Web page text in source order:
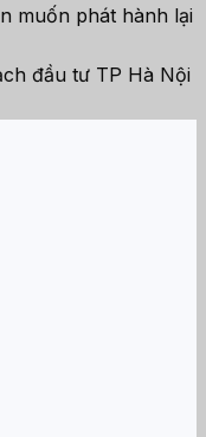
muốn phát hành lại
đầu tư TP Hà Nội